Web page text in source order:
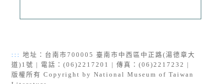
::: 地址：台南市700005 臺南市中西區中正路(湯德章大
道)1號 | 電話：(06)2217201 | 傳真：(06)2217232 |
版權所有 Copyright by National Museum of Taiwan